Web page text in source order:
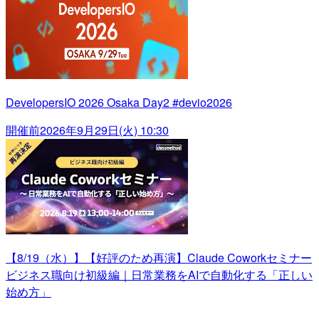
DevelopersIO 2026 Osaka Day2 #devio2026
開催前2026年9月29日(火) 10:30
【8/19（水）】【好評のため再演】Claude Coworkセミナー
ビジネス職向け初級編｜日常業務をAIで自動化する「正しい
始め方」